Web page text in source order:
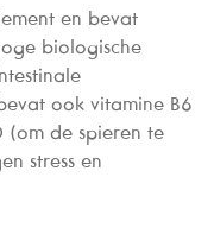
en bevat
biologische
ook vitamine B6
(om de spieren te
stress en